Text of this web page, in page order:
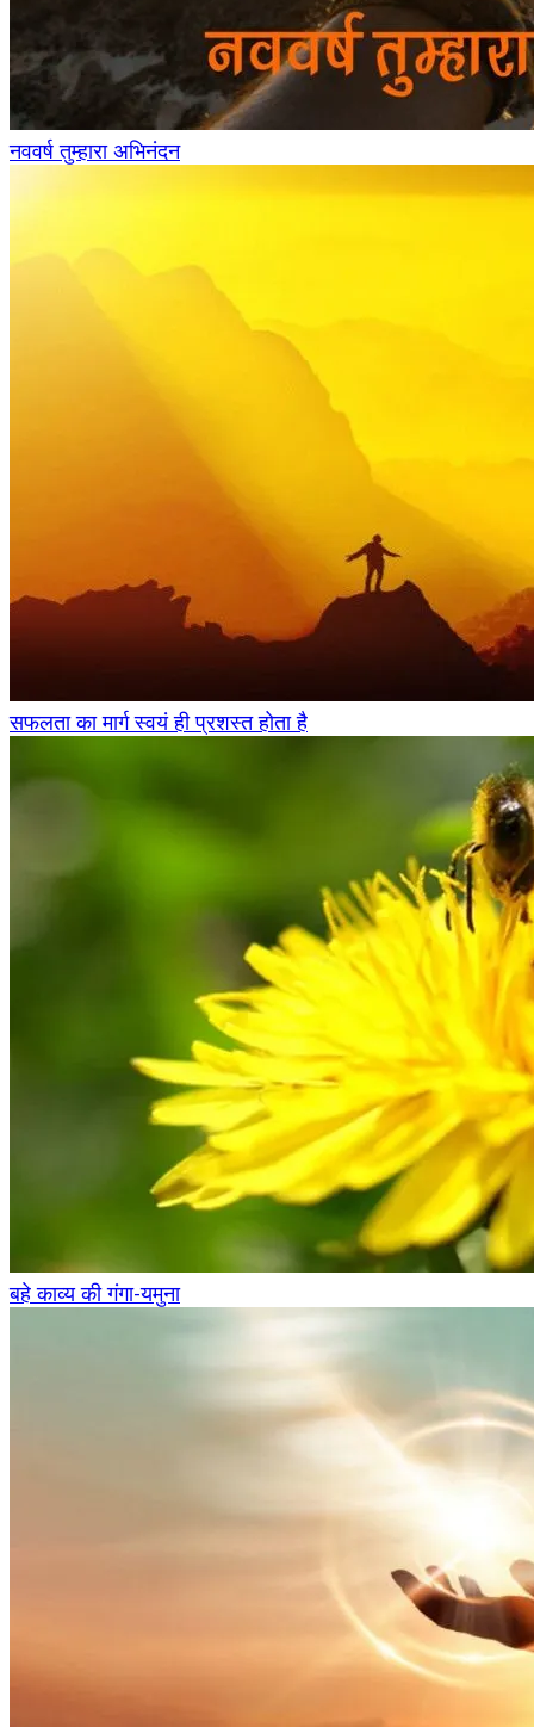
नववर्ष तुम्हारा अभिनंदन
सफलता का मार्ग स्वयं ही प्रशस्त होता है
बहे काव्य की गंगा-यमुना